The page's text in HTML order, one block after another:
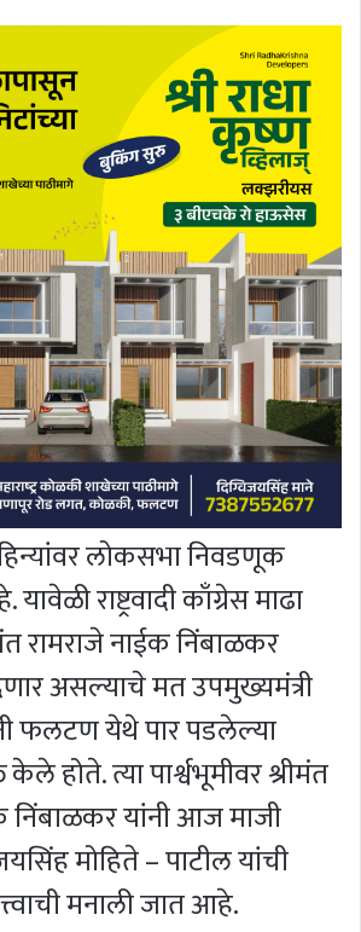
लोकसभा निवडणूक
राष्ट्रवादी काँग्रेस माढा
रामराजे नाईक निंबाळकर
असल्याचे मत उपमुख्यमंत्री
फलटण येथे पार पडलेल्या
होते. त्या पार्श्वभूमीवर श्रीमंत
निंबाळकर यांनी आज माजी
मोहिते – पाटील यांची
मनाली जात आहे.